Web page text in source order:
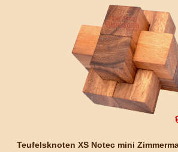
Teufelsknoten XS Notec mini